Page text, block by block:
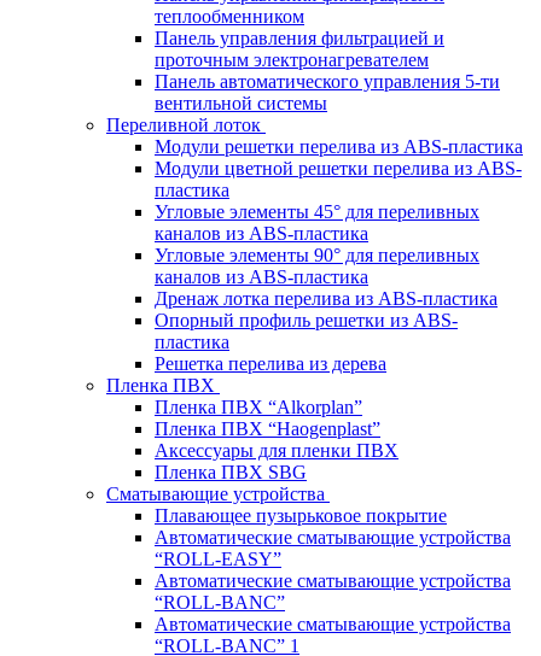
теплообменником
Панель управления фильтрацией и
проточным электронагревателем
Панель автоматического управления 5-ти
вентильной системы
Переливной лоток
Модули решетки перелива из ABS-пластика
Модули цветной решетки перелива из ABS-
пластика
Угловые элементы 45° для переливных
каналов из ABS-пластика
Угловые элементы 90° для переливных
каналов из ABS-пластика
Дренаж лотка перелива из ABS-пластика
Опорный профиль решетки из ABS-
пластика
Решетка перелива из дерева
Пленка ПВХ
Пленка ПВХ “Alkorplan”
Пленка ПВХ “Haogenplast”
Аксессуары для пленки ПВХ
Пленка ПВХ SBG
Сматывающие устройства
Плавающее пузырьковое покрытие
Автоматические сматывающие устройства
“ROLL-EASY”
Автоматические сматывающие устройства
“ROLL-BANC”
Автоматические сматывающие устройства
“ROLL-BANC” 1